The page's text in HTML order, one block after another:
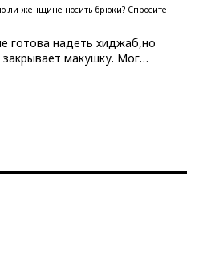
ли женщине носить брюки? Спросите
готова надеть хиджаб,но
макушку. Мог…